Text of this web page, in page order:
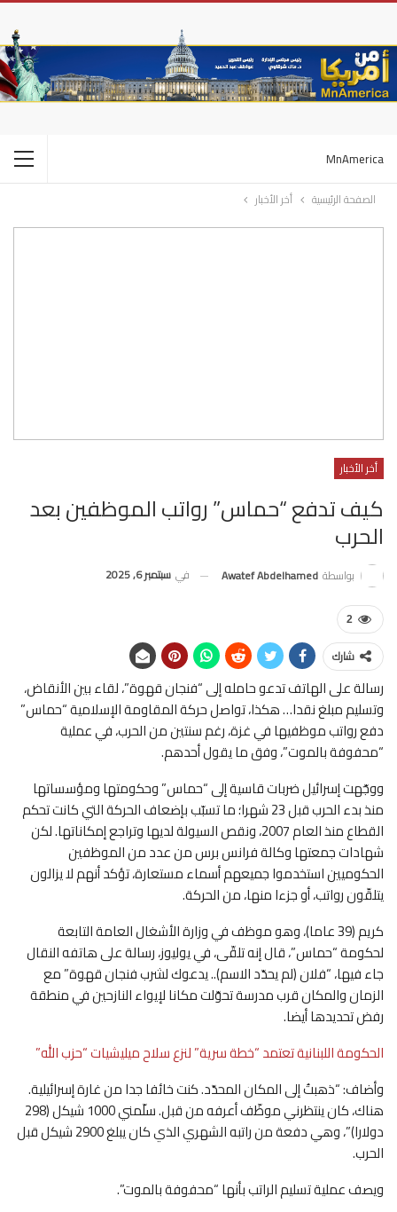
MnAmerica
الصفحة الرئيسية أخر الأخبار
أخر الأخبار
كيف تدفع “حماس” رواتب الموظفين بعد
الحرب
بواسطة Awatef Abdelhamed في سبتمبر 6, 2025
2
شارك
رسالة على الهاتف تدعو حامله إلى “فنجان قهوة”، لقاء بين الأنقاض،
وتسليم مبلغ نقدا… هكذا، تواصل حركة المقاومة الإسلامية “حماس”
دفع رواتب موظفيها في غزة، رغم سنتين من الحرب، في عملية
“محفوفة بالموت”، وفق ما يقول أحدهم.
ووجّهت إسرائيل ضربات قاسية إلى “حماس” وحكومتها ومؤسساتها
منذ بدء الحرب قبل 23 شهرا؛ ما تسبّب بإضعاف الحركة التي كانت تحكم
القطاع منذ العام 2007، ونقص السيولة لديها وتراجع إمكاناتها. لكن
شهادات جمعتها وكالة فرانس برس من عدد من الموظفين
الحكوميين استخدموا جميعهم أسماء مستعارة، تؤكد أنهم لا يزالون
يتلقّون رواتب، أو جزءا منها، من الحركة.
كريم (39 عاما)، وهو موظف في وزارة الأشغال العامة التابعة
لحكومة “حماس”، قال إنه تلقّى، في يوليوز، رسالة على هاتفه النقال
جاء فيها، “فلان (لم يحدّد الاسم).. يدعوك لشرب فنجان قهوة” مع
الزمان والمكان قرب مدرسة تحوّلت مكانا لإيواء النازحين في منطقة
رفض تحديدها أيضا.
الحكومة اللبنانية تعتمد “خطة سرية” لنزع سلاح ميليشيات “حزب الله”
وأضاف: “ذهبتُ إلى المكان المحدّد. كنت خائفا جدا من غارة إسرائيلية.
هناك، كان ينتظرني موظّف أعرفه من قبل. سلّمني 1000 شيكل (298
دولارا)”، وهي دفعة من راتبه الشهري الذي كان يبلغ 2900 شيكل قبل
الحرب.
ويصف عملية تسليم الراتب بأنها “محفوفة بالموت”.